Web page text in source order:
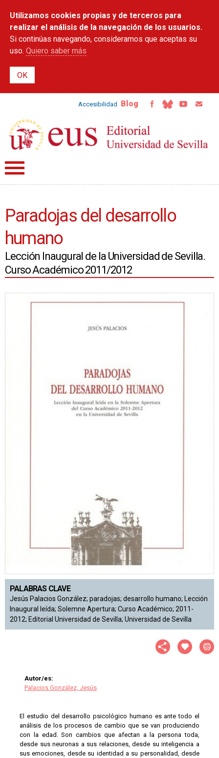
contenido
principal
Utilizamos cookies propias y de terceros para
realizar el análisis de la navegación de los usuarios.
Si continúas navegando, consideramos que aceptas su
uso. Quiero saber más
Accesibilidad Blog
Paradojas del desarrollo
humano
Lección Inaugural de la Universidad de Sevilla.
Curso Académico 2011/2012
PALABRAS CLAVE
Jesús Palacios González; paradojas; desarrollo humano; Lección
Inaugural leída; Solemne Apertura; Curso Académico; 2011-
2012; Editorial Universidad de Sevilla; Universidad de Sevilla
Autor/es:
Palacios González, Jesús
El estudio del desarrollo psicológico humano es ante todo el
análisis de los procesos de cambio que se van produciendo
con la edad. Son cambios que afectan a la persona toda,
desde sus neuronas a sus relaciones, desde su inteligencia a
sus emociones, desde su identidad a su personalidad, desde